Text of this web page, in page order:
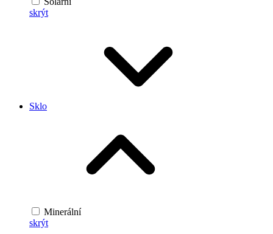
skrýt
Sklo
Minerální
skrýt